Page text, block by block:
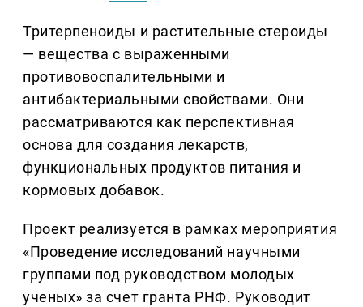
Тритерпеноиды и растительные стероиды
— вещества с выраженными
противовоспалительными и
антибактериальными свойствами. Они
рассматриваются как перспективная
основа для создания лекарств,
функциональных продуктов питания и
кормовых добавок.
Проект реализуется в рамках мероприятия
«Проведение исследований научными
группами под руководством молодых
ученых» за счет гранта РНФ. Руководит